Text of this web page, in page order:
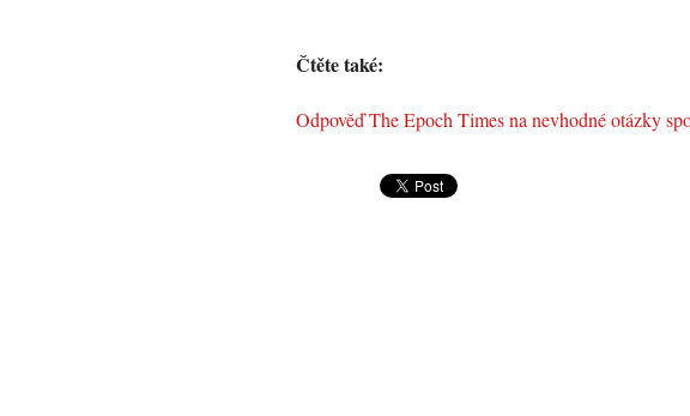
Čtěte také:
Odpověď The Epoch Times na nevhodné otázky